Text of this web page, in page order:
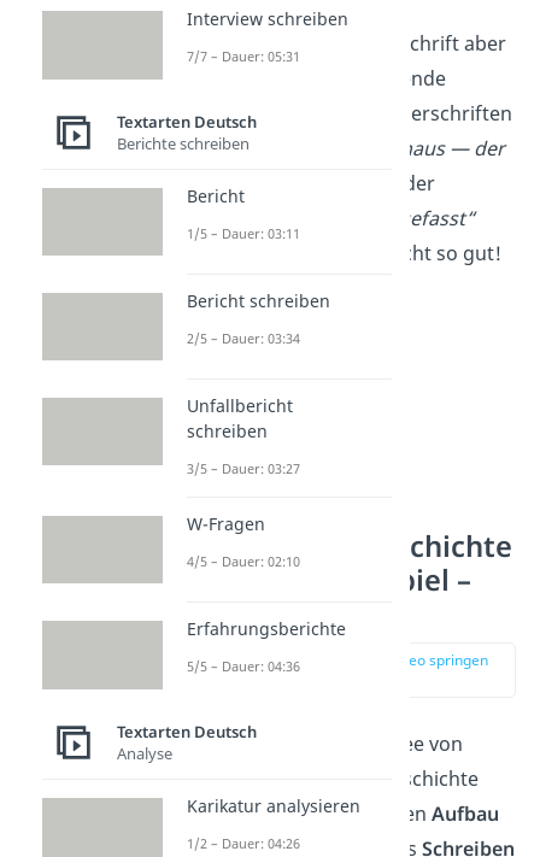
in deiner Überschrift aber
, wie deine spannende
Geschichte ausgeht. Überschriften
wie„Diebstahl im Kaufhaus — der
Täter wurde gefasst“
oder
„Kaufhausdieb wurde gefasst“
sind daher also eher nicht so gut!
Spannende Geschichte
schreiben Beispiel –
Aufbau
zur Stelle im Video springen
Wenn du eine grobe Idee von
deiner spannenden Geschichte
hast, dann kannst du den Aufbau
gestalten. Jetzt kann das Schreiben
Interview schreiben
7/7 – Dauer: 05:31
Textarten Deutsch
Berichte schreiben
Bericht
1/5 – Dauer: 03:11
Bericht schreiben
2/5 – Dauer: 03:34
Unfallbericht
schreiben
3/5 – Dauer: 03:27
W-Fragen
4/5 – Dauer: 02:10
Erfahrungsberichte
5/5 – Dauer: 04:36
Textarten Deutsch
Analyse
Karikatur analysieren
1/2 – Dauer: 04:26